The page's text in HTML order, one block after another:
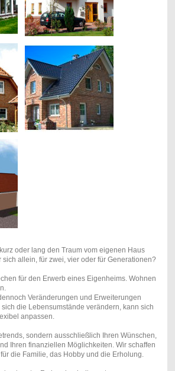
oder lang den Traum vom eigenen Haus
allein, für zwei, vier oder für Generationen?
für den Erwerb eines Eigenheims. Wohnen
Veränderungen und Erweiterungen
die Lebensumstände verändern, kann sich
anpassen.
sondern ausschließlich Ihren Wünschen,
Ihren finanziellen Möglichkeiten. Wir schaffen
die Familie, das Hobby und die Erholung.